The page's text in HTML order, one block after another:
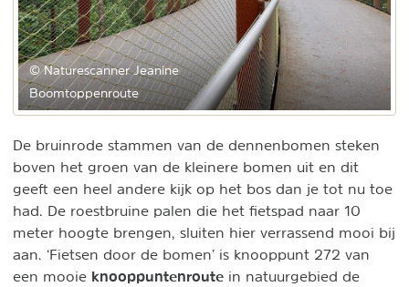
© Naturescanner Jeanine
Boomtoppenroute
De bruinrode stammen van de dennenbomen steken
boven het groen van de kleinere bomen uit en dit
geeft een heel andere kijk op het bos dan je tot nu toe
had. De roestbruine palen die het fietspad naar 10
meter hoogte brengen, sluiten hier verrassend mooi bij
aan. ‘Fietsen door de bomen’ is knooppunt 272 van
een mooie knooppuntenroute in natuurgebied de